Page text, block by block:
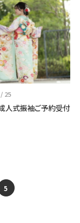
25
人式振袖ご予約受付
5